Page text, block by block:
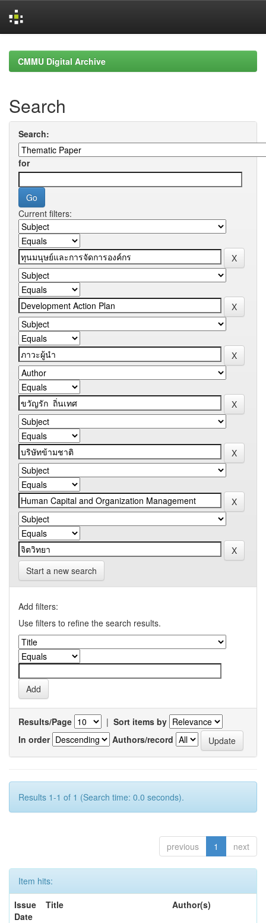
navigationCMMU Digital Archive
Search
Search:
for
Current filters:
Start a new search
Add filters:
Use filters to refine the search results.
Results/Page | Sort items by
In order
Authors/record
Results 1-1 of 1 (Search time: 0.0 seconds).
previous 1 next
Item hits:
Issue
Date
Title Author(s)